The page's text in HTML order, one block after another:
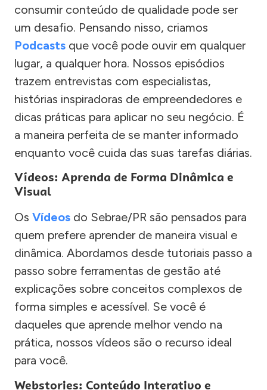
consumir conteúdo de qualidade pode ser
um desafio. Pensando nisso, criamos
Podcasts que você pode ouvir em qualquer
lugar, a qualquer hora. Nossos episódios
trazem entrevistas com especialistas,
histórias inspiradoras de empreendedores e
dicas práticas para aplicar no seu negócio. É
a maneira perfeita de se manter informado
enquanto você cuida das suas tarefas diárias.
Vídeos: Aprenda de Forma Dinâmica e
Visual
Os Vídeos do Sebrae/PR são pensados para
quem prefere aprender de maneira visual e
dinâmica. Abordamos desde tutoriais passo a
passo sobre ferramentas de gestão até
explicações sobre conceitos complexos de
forma simples e acessível. Se você é
daqueles que aprende melhor vendo na
prática, nossos vídeos são o recurso ideal
para você.
Webstories: Conteúdo Interativo e